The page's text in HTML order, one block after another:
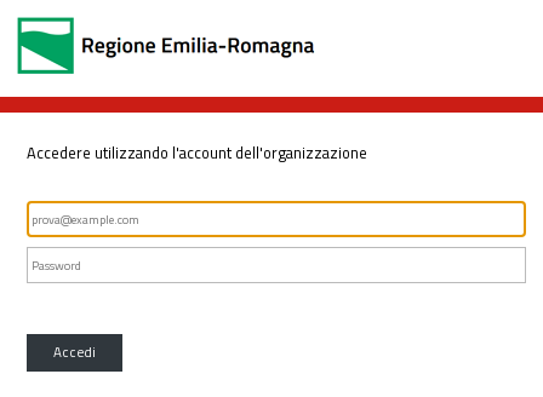
Accedere utilizzando l'account dell'organizzazione
Accedi